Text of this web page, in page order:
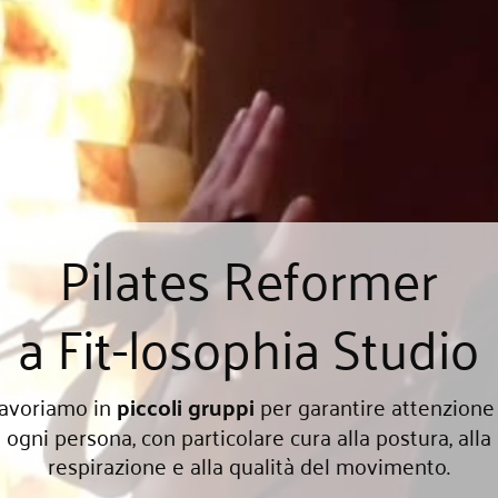
Pilates Reformer
a Fit-losophia Studio
inpiccoli gruppiper garantire
ogni persona, con particolare cura alla postura, alla
respirazione e alla qualità del movimento.